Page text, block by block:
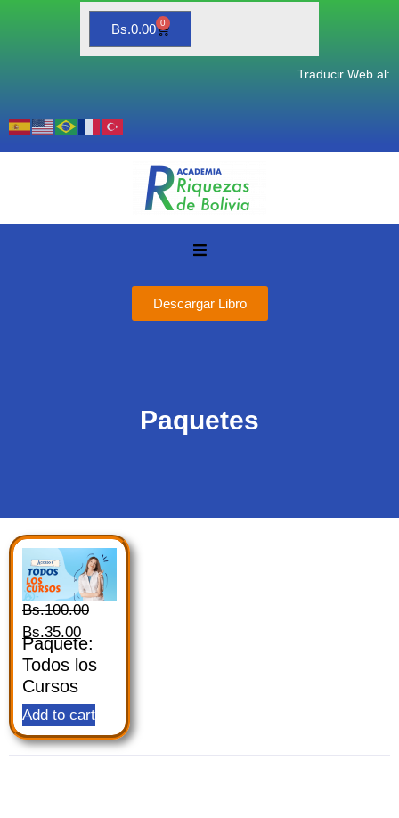
Bs.0.00 0
Traducir Web al:
Descargar Libro
Paquetes
Bs.100.00
Bs.35.00
Paquete:
Todos los
Cursos
Add to cart